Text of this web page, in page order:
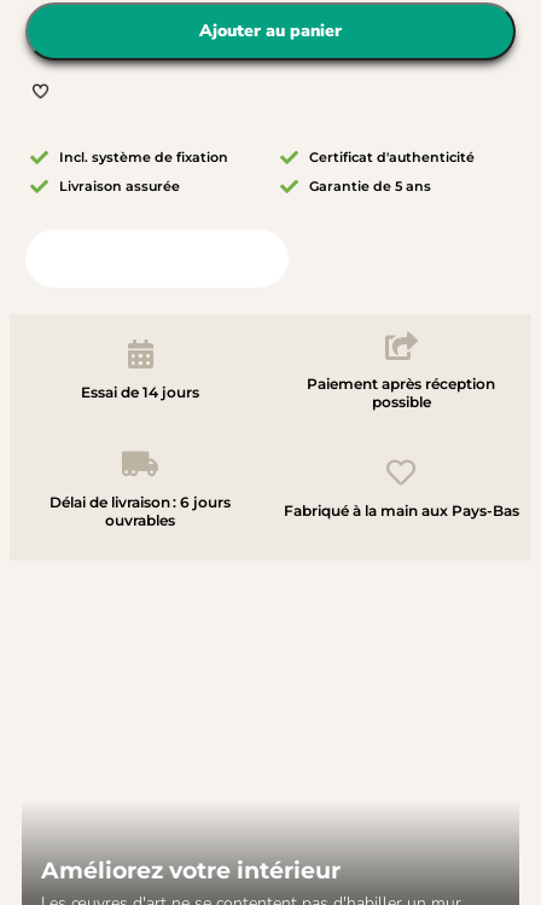
Ajouter au panier
Incl. système de fixation
Livraison assurée
Certificat d'authenticité
Garantie de 5 ans
Essai de 14 jours
Paiement après réception
possible
Délai de livraison : 6 jours
ouvrables
Fabriqué à la main aux Pays-Bas
Améliorez votre intérieur